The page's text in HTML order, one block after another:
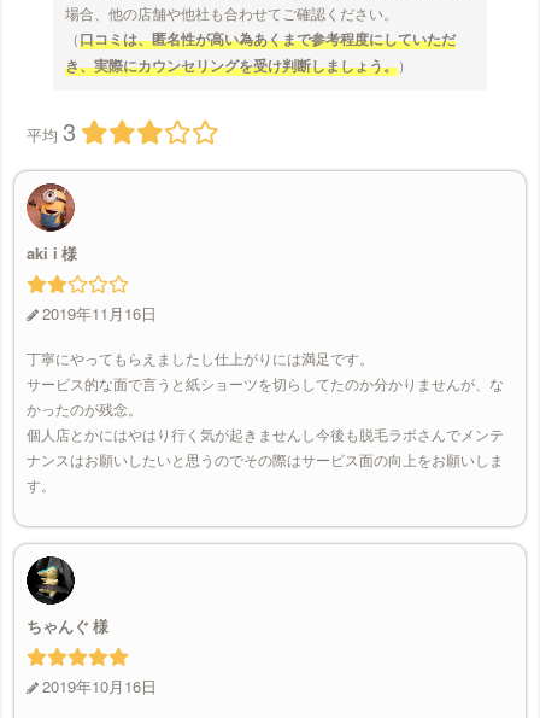
場合、他の店舗や他社も合わせてご確認ください。
（口コミは、匿名性が高い為あくまで参考程度にしていただ
き、実際にカウンセリングを受け判断しましょう。）
平均3
aki i
2019年11月16日
丁寧にやってもらえましたし仕上がりには満足です。
サービス的な面で言うと紙ショーツを切らしてたのか分かりませんが、な
かったのが残念。
個人店とかにはやはり行く気が起きませんし今後も脱毛ラボさんでメンテ
ナンスはお願いしたいと思うのでその際はサービス面の向上をお願いしま
す。
ちゃんぐ
2019年10月16日